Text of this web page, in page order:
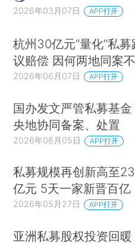
2026年03月07日 APP打开
杭州30亿元“量化”私
议赔偿 因何两地同案
2026年06月07日 APP打开
国办发文严管私募基金
央地协同备案、处置
2026年06月05日 APP打开
私募规模再创新高至
亿元 5天一家新晋百亿
2026年05月27日 APP打开
亚洲私募股权投资回暖